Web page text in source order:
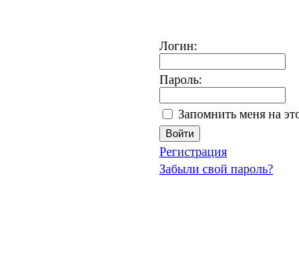
Логин:
Пароль:
Запомнить меня на
Регистрация
Забыли свой пароль?